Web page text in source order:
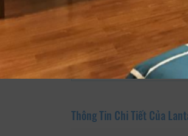
Xem thông tin phòng
Thông Tin Chi Tiết Của